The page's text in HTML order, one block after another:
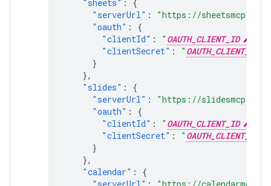
"sheets" :
{
"serverUrl" :
"https://
"oauth" :
{
"clientId" : " OAUTH_CLIENT_ID
"clientSecret" : "
}
},
"slides" :
{
"serverUrl" :
"https://
"oauth" :
{
"clientId" : " OAUTH_CLIENT_ID
"clientSecret" : "
}
},
"calendar" :
{